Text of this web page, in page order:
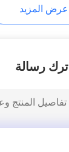
عرض المزيد
اترك رسالة